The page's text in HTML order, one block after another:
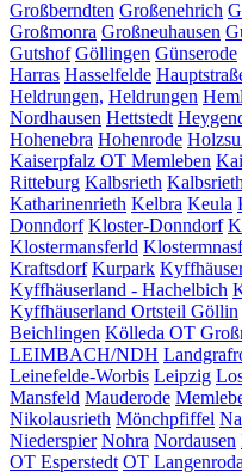
Großberndten Großenehrich
Großmonra Großneuhausen
Gutshof Göllingen Günserode
Harras Hasselfelde
Heldrungen, Heldrungen
Nordhausen Hettstedt
Hohenebra Hohenrode
Kaiserpfalz OT Memleben
Ritteburg Kalbsrieth
Katharinenrieth Kelbra Keula
Donndorf Kloster-Donndorf
Klostermansferld
Kraftsdorf Kurpark
Kyffhäuserland - Hachelbich
Kyffhäuserland Ortsteil Göllin
Beichlingen Kölleda OT
LEIMBACH/NDH
Leinefelde-Worbis Leipzig
Mansfeld Mauderode
Nikolausrieth Mönchpfiffel
Niederspier Nohra Nordausen
OT Esperstedt OT Langenroda